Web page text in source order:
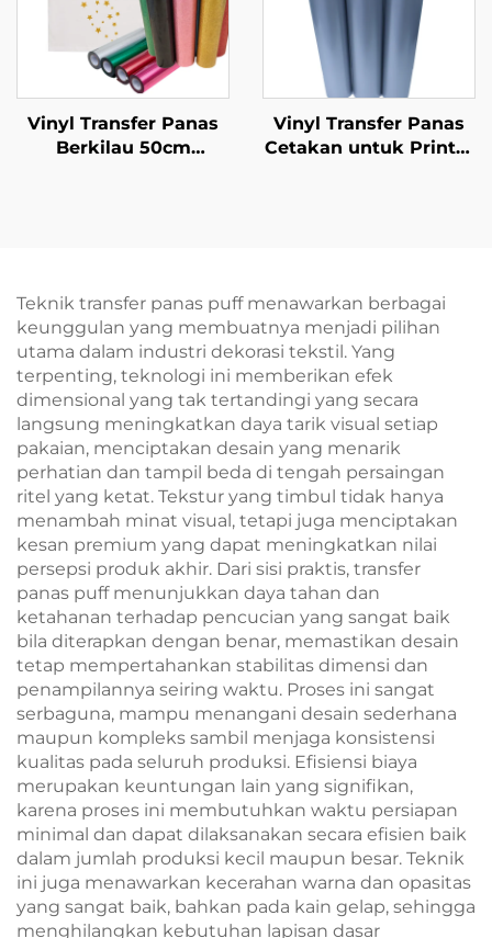
Vinyl Transfer Panas
Berkilau 50cm
Vinyl Transfer Panas
Cetakan untuk Printer
Teknik transfer panas puff menawarkan berbagai
keunggulan yang membuatnya menjadi pilihan
utama dalam industri dekorasi tekstil. Yang
terpenting, teknologi ini memberikan efek
dimensional yang tak tertandingi yang secara
langsung meningkatkan daya tarik visual setiap
pakaian, menciptakan desain yang menarik
perhatian dan tampil beda di tengah persaingan
ritel yang ketat. Tekstur yang timbul tidak hanya
menambah minat visual, tetapi juga menciptakan
kesan premium yang dapat meningkatkan nilai
persepsi produk akhir. Dari sisi praktis, transfer
panas puff menunjukkan daya tahan dan
ketahanan terhadap pencucian yang sangat baik
bila diterapkan dengan benar, memastikan desain
tetap mempertahankan stabilitas dimensi dan
penampilannya seiring waktu. Proses ini sangat
serbaguna, mampu menangani desain sederhana
maupun kompleks sambil menjaga konsistensi
kualitas pada seluruh produksi. Efisiensi biaya
merupakan keuntungan lain yang signifikan,
karena proses ini membutuhkan waktu persiapan
minimal dan dapat dilaksanakan secara efisien baik
dalam jumlah produksi kecil maupun besar. Teknik
ini juga menawarkan kecerahan warna dan opasitas
yang sangat baik, bahkan pada kain gelap, sehingga
menghilangkan kebutuhan lapisan dasar